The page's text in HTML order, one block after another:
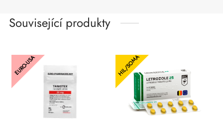
Související produkty
EURO-USA HIL/SOMA